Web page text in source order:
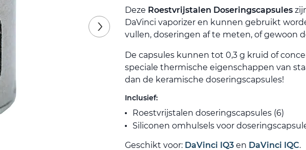
Deze Roestvrijstalen Doseringscapsules
DaVinci vaporizer en kunnen gebruikt
vullen, doseringen af te meten, of gewoon
De capsules kunnen tot 0,3 g kruid of
speciale thermische eigenschappen van
dan de keramische doseringscapsules!
Inclusief:
Roestvrijstalen doseringscapsules (6)
Siliconen omhulsels voor
Geschikt voor: DaVinci IQ3 en DaVinci IQC.